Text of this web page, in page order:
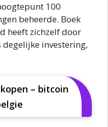
100
beheerde. Boek
heeft zichzelf door
degelijke investering,
– bitcoin